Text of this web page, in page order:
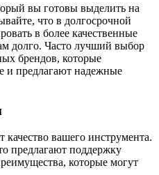
вы готовы выделить на
что в долгосрочной
в более качественные
долго. Часто лучший выбор
брендов, которые
и предлагают надежные
вашего инструмента.
предлагают поддержку
которые могут